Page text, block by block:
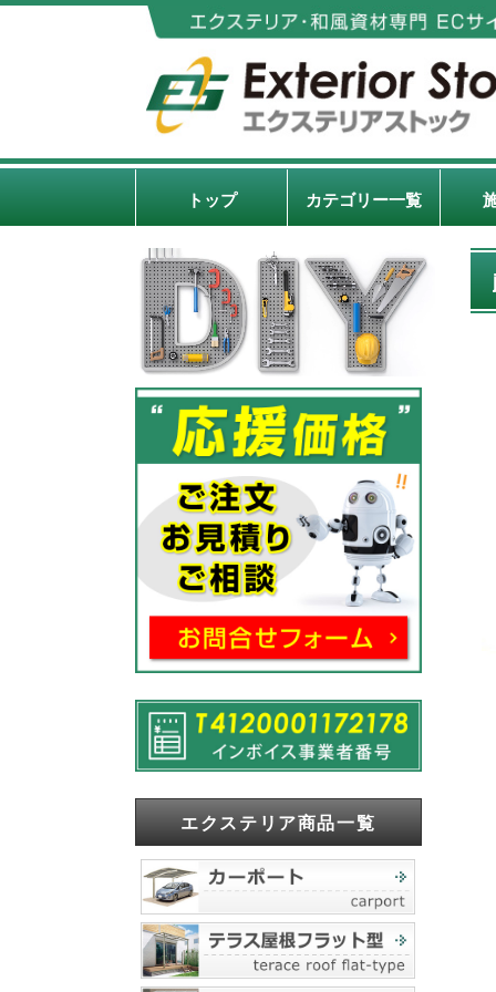
トップ カテゴリー一覧
エクステリア商品一覧